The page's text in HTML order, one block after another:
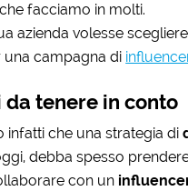
facciamo in molti.
azienda volesse
una campagna di
da tenere in conto
infatti che una strategia di
debba spesso
con un